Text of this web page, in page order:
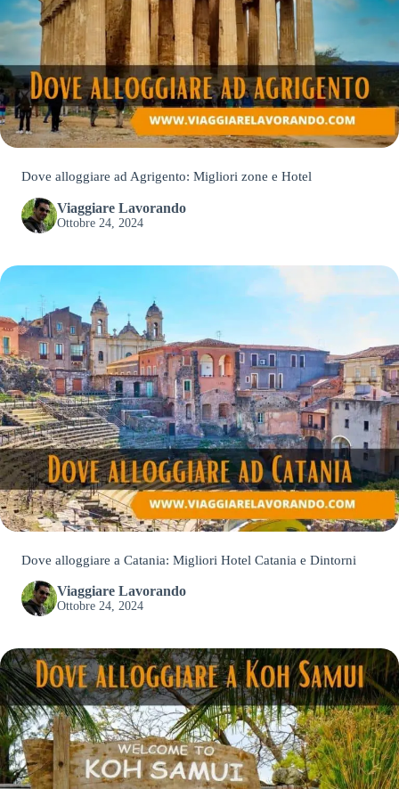
Dove alloggiare ad Agrigento: Migliori zone e Hotel
Viaggiare Lavorando
Ottobre 24, 2024
Dove alloggiare a Catania: Migliori Hotel Catania e Dintorni
Viaggiare Lavorando
Ottobre 24, 2024